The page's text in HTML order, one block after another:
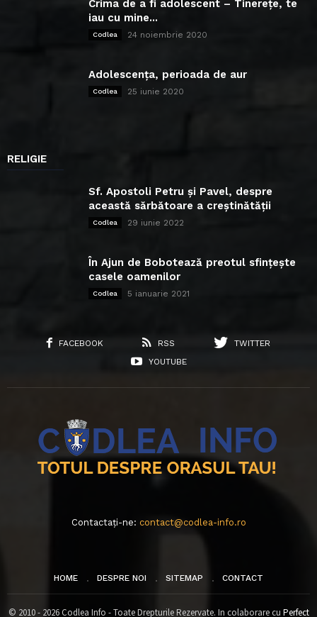
Crima de a fi adolescent – Tinerețe, te
iau cu mine...
Codlea 24 noiembrie 2020
Adolescența, perioada de aur
Codlea 25 iunie 2020
RELIGIE
Sf. Apostoli Petru și Pavel, despre
această sărbătoare a creștinătății
Codlea 29 iunie 2022
În Ajun de Bobotează preotul sfințește
casele oamenilor
Codlea 5 ianuarie 2021
FACEBOOK RSS
TWITTER
YOUTUBE
Contactați-ne: contact@codlea-info.ro
HOME DESPRE NOI SITEMAP CONTACT
© 2010 - 2026 Codlea Info - Toate Drepturile Rezervate. In colaborare cu Perfect